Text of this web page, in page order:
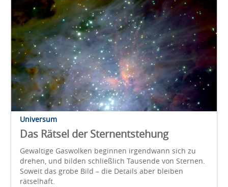
Universum
Das Rätsel der Sternentstehung
Gewaltige Gaswolken beginnen irgendwann sich zu
drehen, und bilden schließlich Tausende von Sternen.
Soweit das grobe Bild – die Details aber bleiben
rätselhaft.